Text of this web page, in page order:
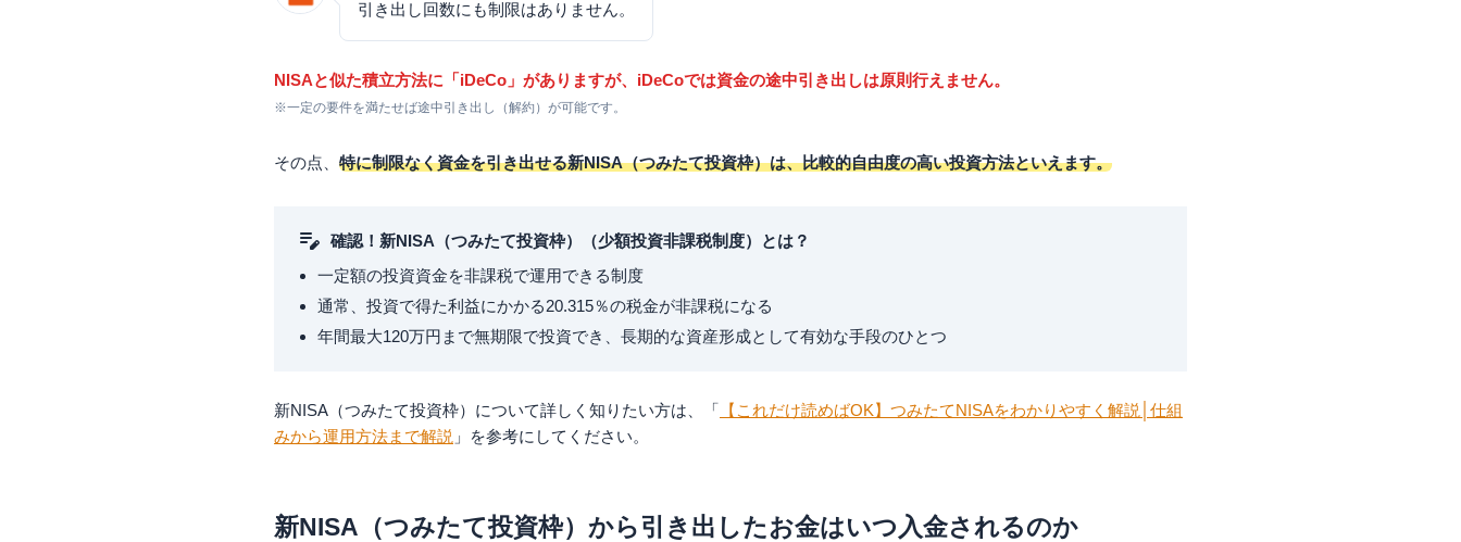
デメリット③投資タイミングの分散が不十分になる
デメリット④基準価額の確定に時間がかかる
よくある質問
新NISA（つみたて投資枠）を途中で解約したら、その後また申し込めますか？
引き出しに手数料はかかりますか？
引き出し回数にも制限はありません。
NISAと似た積立方法に「iDeCo」がありますが、iDeCoでは資金の途中引き出しは原則行えません。
※一定の要件を満たせば途中引き出し（解約）が可能です。
その点、 特に制限なく資金を引き出せる新NISA（つみたて投資枠）は、比較的自由度の高い投資方法といえます。
確認！新NISA（つみたて投資枠）（少額投資非課税制度）とは？
一定額の投資資金を非課税で運用できる制度
通常、投資で得た利益にかかる20.315％の税金が非課税になる
年間最大120万円まで無期限で投資でき、長期的な資産形成として有効な手段のひとつ
新NISA（つみたて投資枠）について詳しく知りたい方は、「 【これだけ読めばOK】つみたてNISAをわかりやすく解説│仕組
みから運用方法まで解説 」を参考にしてください。
新NISA（つみたて投資枠）から引き出したお金はいつ入金されるのか